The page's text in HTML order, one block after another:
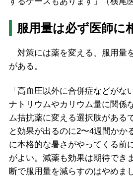
服用量は必ず医師に
対策には薬を変える、服用量
がある。
「高血圧以外に合併症などがな
ナトリウムやカリウム量に関係
ム拮抗薬に変える選択肢がある
と効果が出るのに2〜4週間かか
に本格的な暑さがやってくる前
がよい。減薬も効果は期待でき
断で服用量を減らすのはやめま